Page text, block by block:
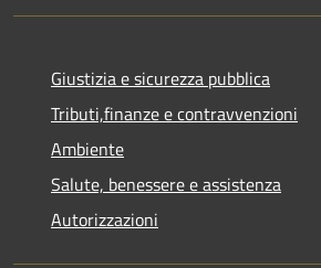
Giustizia e sicurezza pubblica
Tributi,finanze e contravvenzioni
Ambiente
Salute, benessere e assistenza
Autorizzazioni